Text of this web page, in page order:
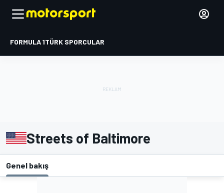
FORMULA 1TÜRK SPORCULAR
Streets of Baltimore
Genel bakış